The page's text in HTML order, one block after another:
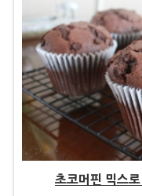
초코머핀 믹스로